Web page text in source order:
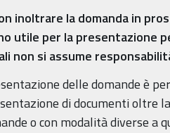
inoltrare la domanda in
utile per la presentazione
non si assume
delle domande è
di documenti oltre
o con modalità diverse a